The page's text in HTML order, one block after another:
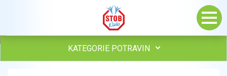
KATEGORIE POTRAVIN